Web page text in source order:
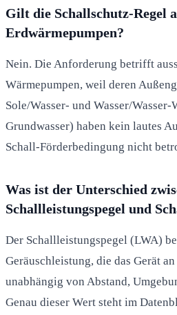
Gilt die Schallschutz-Regel
Erdwärmepumpen?
Nein. Die Anforderung betrifft
Wärmepumpen, weil deren
Sole/Wasser- und Wasser/
Grundwasser) haben kein lautes
Schall-Förderbedingung nicht
Was ist der Unterschied
Schallleistungspegel und
Der Schallleistungspegel (LWA)
Geräuschleistung, die das Gerät
unabhängig von Abstand,
Genau dieser Wert steht im